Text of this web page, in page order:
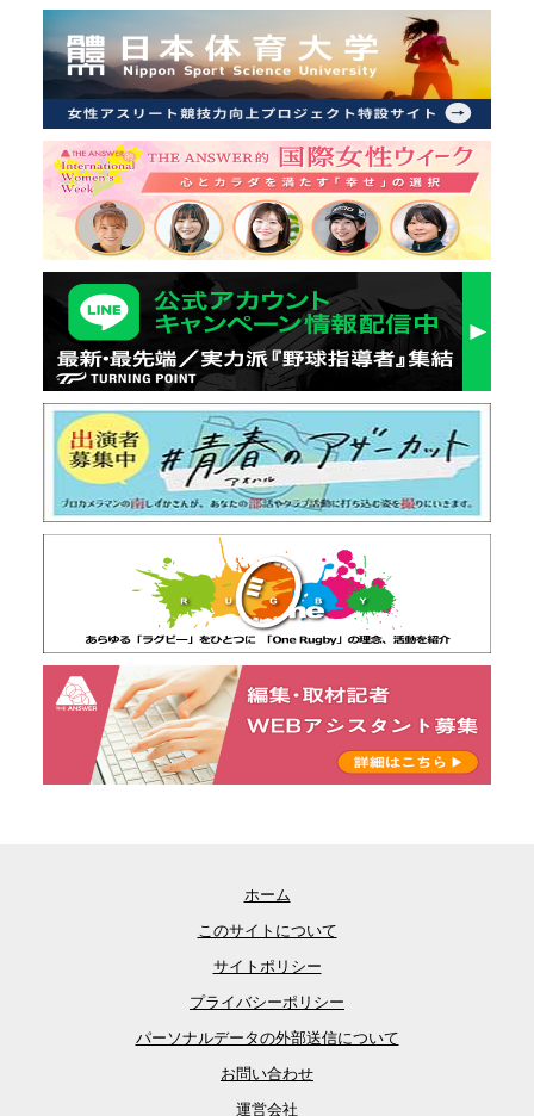
ホーム
このサイトについて
サイトポリシー
プライバシーポリシー
パーソナルデータの外部送信について
お問い合わせ
運営会社